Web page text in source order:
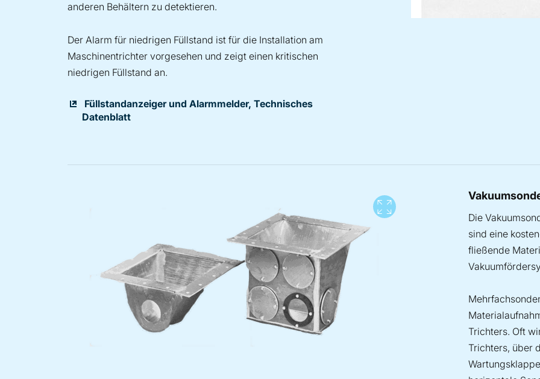
anderen Behältern zu detektieren.
Der Alarm für niedrigen Füllstand ist für die Installation am
Maschinentrichter vorgesehen und zeigt einen kritischen
niedrigen Füllstand an.
Füllstandanzeiger und Alarmmelder, Technisches
Datenblatt
Die
sind eine
fließende
Trichters. Oft
Trichters, über